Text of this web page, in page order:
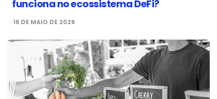
funciona no ecossistema DeFi?
16 DE MAIO DE 2026